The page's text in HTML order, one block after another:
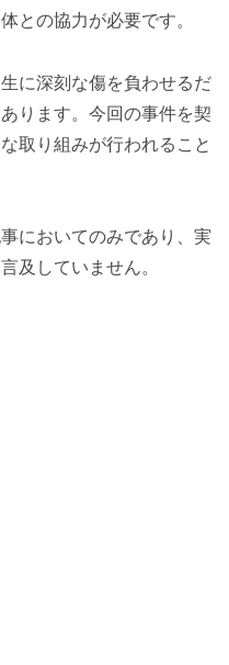
との協力が必要です。
に深刻な傷を負わせるだ
ります。今回の事件を契
取り組みが行われること
においてのみであり、実
及していません。